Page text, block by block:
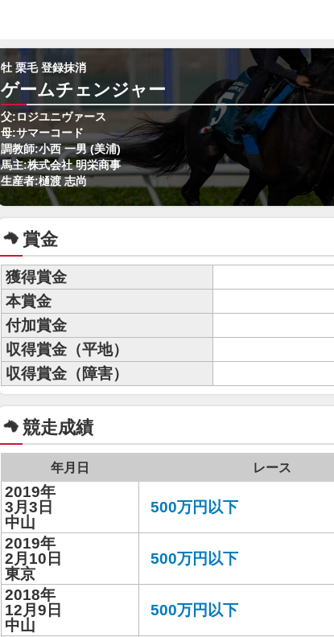
牡 栗毛 登録抹消
ゲームチェンジャー
父:ロジユニヴァース
母:サマーコード
調教師:小西 一男 (美浦)
馬主:株式会社 明栄商事
生産者:樋渡 志尚
賞金
獲得賞金
本賞金
付加賞金
収得賞金（平地）
収得賞金（障害）
競走成績
年月日 レース
2019年
3月3日
中山
500万円以下
2019年
2月10日
東京
500万円以下
2018年
12月9日
中山
500万円以下